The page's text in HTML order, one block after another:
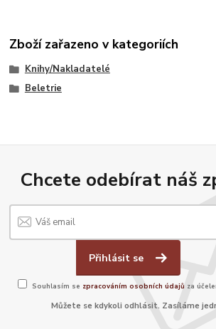
Zboží zařazeno v kategoriích
Knihy/Nakladatelé
Beletrie
Chcete odebírat náš
Přihlásit se
Souhlasím se zpracováním osobních údajů za
Můžete se kdykoli odhlásit. Zasíláme